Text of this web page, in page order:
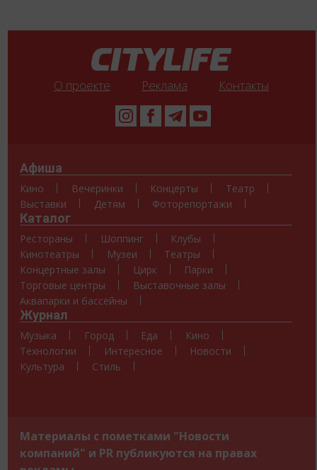
О проекте Реклама Контакты
Афиша
Кино Вечеринки Концерты
Театр
Выставки
Детям Фоторепортажи
Каталог
Рестораны Шоппинг
Клубы
Кинотеатры
Музеи
Театры
Концертные залы
Цирк
Парки
Торговые центры
Выставочные залы
Аквапарки и бассейны
Журнал
Музыка Город Еда
Кино
Технологии
Интересное
Новости
Культура
Стиль
Материалы с пометками "Новости
компаний" и PR публикуются на правах